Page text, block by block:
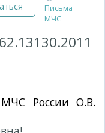
Письма
МЧС
России О.В.